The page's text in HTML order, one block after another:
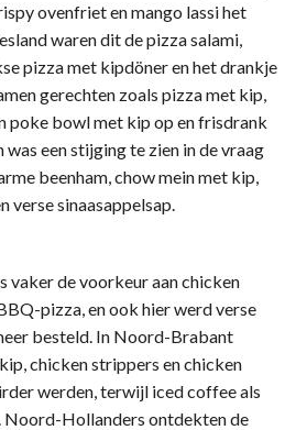
ovenfriet en mango lassi het
waren dit de pizza salami,
pizza met kipdöner en het drankje
gerechten zoals pizza met kip,
poke bowl met kip op en frisdrank
was een stijging te zien in de vraag
beenham, chow mein met kip,
verse sinaasappelsap.
vaker de voorkeur aan chicken
pizza, en ook hier werd verse
besteld. In Noord-Brabant
chicken strippers en chicken
werden, terwijl iced coffee als
Noord-Hollanders ontdekten de